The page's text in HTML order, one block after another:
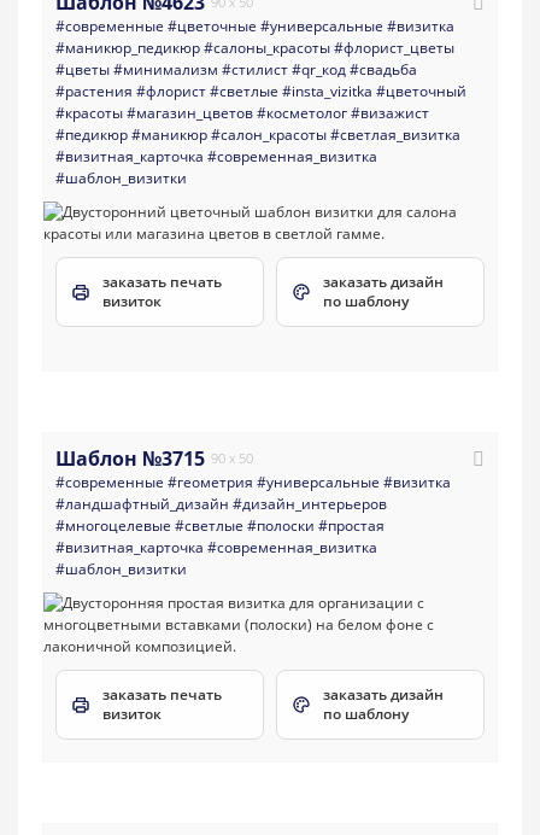
#современные #цветочные #универсальные #визитка
#маникюр_педикюр#салоны_красоты#флорист_цветы
#цветы#минимализм #стилист#qr_код#свадьба
#растения #флорист#светлые #insta_vizitka #цветочный
#красоты#магазин_цветов#косметолог#визажист
#педикюр#маникюр#салон_красоты#светлая_визитка
#визитная_карточка #современная_визитка
#шаблон_визитки
заказать печать
визиток
заказать дизайн
по шаблону
Шаблон №3715 90 x 50
#современные #геометрия #универсальные #визитка
#ландшафтный_дизайн #дизайн_интерьеров
#многоцелевые #светлые #полоски #простая
#визитная_карточка #современная_визитка
#шаблон_визитки
заказать печать
визиток
заказать дизайн
по шаблону